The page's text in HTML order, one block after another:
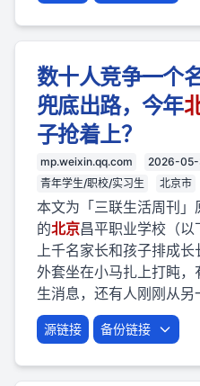
数十人竞争一个
兜底出路，今年
子抢着上？
mp.weixin.qq.com 2026-05-
青年学生/职校/实习生
北京市
本文为「三联生活周刊
的北京昌平职业学校（以
上千名家长和孩子排成长
外套坐在小马扎上打盹
生消息，还有人刚刚从另
源链接 备份链接